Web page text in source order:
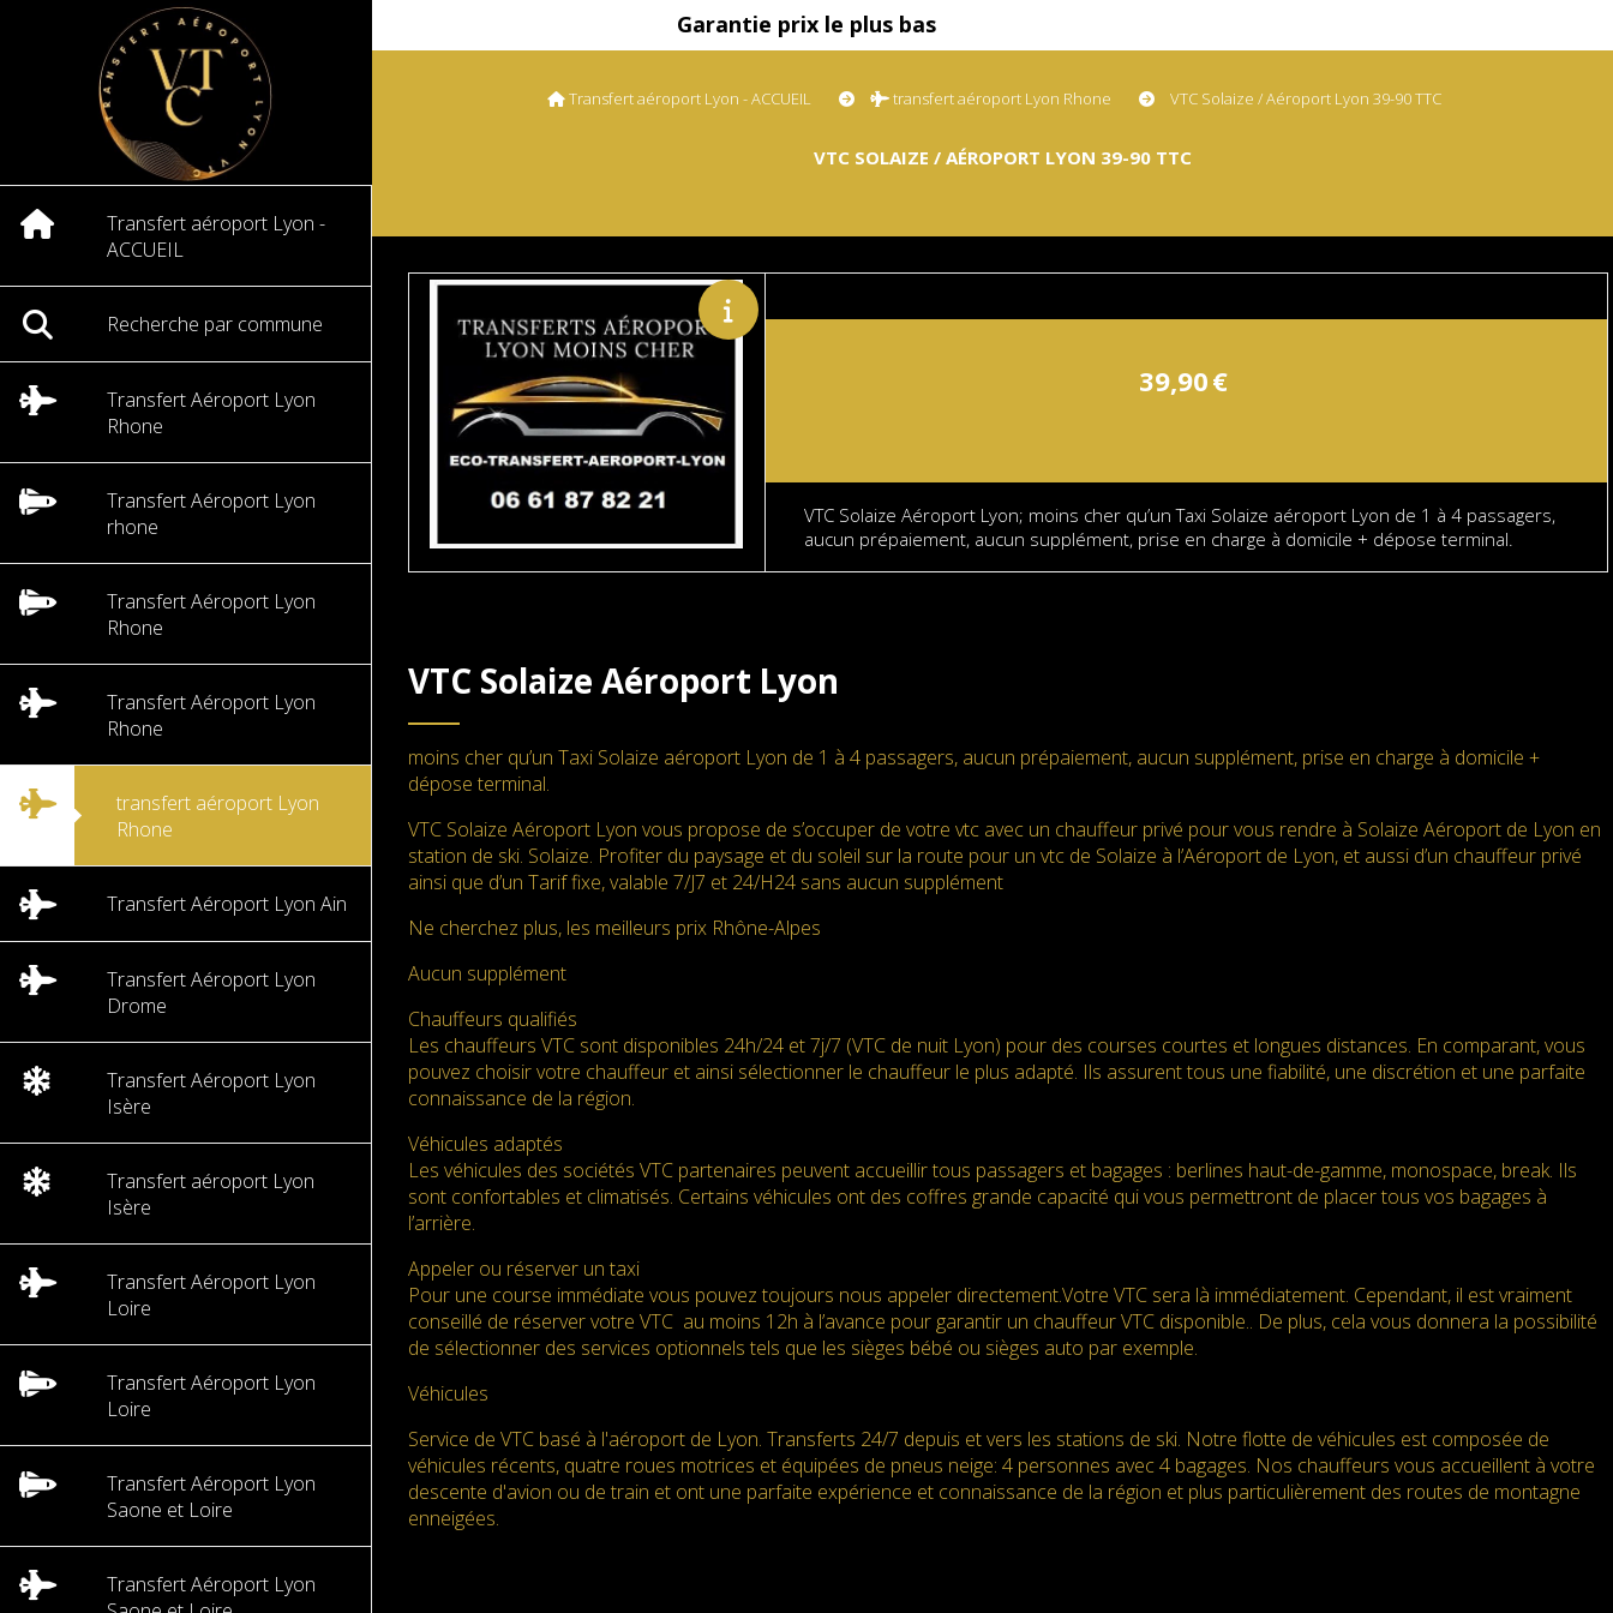
Garantie prix le plus bas
Transfert aéroport Lyon -
ACCUEIL
Recherche par commune
Transfert Aéroport Lyon
Rhone
Transfert Aéroport Lyon
rhone
Transfert Aéroport Lyon
Rhone
Transfert Aéroport Lyon
Rhone
transfert aéroport Lyon
Rhone
Transfert Aéroport Lyon Ain
Transfert Aéroport Lyon
Drome
Transfert Aéroport Lyon
Isère
Transfert aéroport Lyon
Isère
Transfert Aéroport Lyon
Loire
Transfert Aéroport Lyon
Loire
Transfert Aéroport Lyon
Saone et Loire
Transfert Aéroport Lyon
Transfert aéroport Lyon - ACCUEIL transfert aéroport Lyon Rhone VTC Solaize / Aéroport Lyon 39-90 TTC
VTC SOLAIZE / AÉROPORT LYON 39-90 TTC
39,90€
VTC Solaize Aéroport Lyon; moins cher qu’un Taxi Solaize aéroport Lyon de 1 à 4 passagers,
aucun prépaiement, aucun supplément, prise en charge à domicile + dépose terminal.
VTC Solaize Aéroport Lyon
moins cher qu’un Taxi Solaize aéroport Lyon de 1 à 4 passagers, aucun prépaiement, aucun supplément, prise en charge à domicile +
dépose terminal.
VTC Solaize Aéroport Lyon vous propose de s’occuper de votre vtc avec un chauffeur privé pour vous rendre à Solaize Aéroport de Lyon en
station de ski. Solaize. Profiter du paysage et du soleil sur la route pour un vtc de Solaize à l’Aéroport de Lyon, et aussi d’un chauffeur privé
ainsi que d’un Tarif fixe, valable 7/J7 et 24/H24 sans aucun supplément
Ne cherchez plus, les meilleurs prix Rhône-Alpes
Aucun supplément
Chauffeurs qualifiés
Les chauffeurs VTC sont disponibles 24h/24 et 7j/7 (VTC de nuit Lyon) pour des courses courtes et longues distances. En comparant, vous
pouvez choisir votre chauffeur et ainsi sélectionner le chauffeur le plus adapté. Ils assurent tous une fiabilité, une discrétion et une parfaite
connaissance de la région.
Véhicules adaptés
Les véhicules des sociétés VTC partenaires peuvent accueillir tous passagers et bagages : berlines haut-de-gamme, monospace, break. Ils
sont confortables et climatisés. Certains véhicules ont des coffres grande capacité qui vous permettront de placer tous vos bagages à
l’arrière.
Appeler ou réserver un taxi
Pour une course immédiate vous pouvez toujours nous appeler directement.Votre VTC sera là immédiatement. Cependant, il est vraiment
conseillé de réserver votre VTC au moins 12h à l’avance pour garantir un chauffeur VTC disponible.. De plus, cela vous donnera la possibilité
de sélectionner des services optionnels tels que les sièges bébé ou sièges auto par exemple.
Véhicules
Service de VTC basé à l'aéroport de Lyon. Transferts 24/7 depuis et vers les stations de ski. Notre flotte de véhicules est composée de
véhicules récents, quatre roues motrices et équipées de pneus neige: 4 personnes avec 4 bagages. Nos chauffeurs vous accueillent à votre
descente d'avion ou de train et ont une parfaite expérience et connaissance de la région et plus particulièrement des routes de montagne
enneigées.